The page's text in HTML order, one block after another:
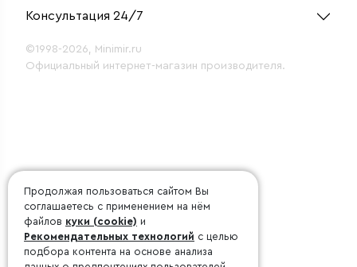
Консультация 24/7
©1998-2026, Minimir.ru
Официальный интернет-магазин производителя.
Продолжая пользоваться сайтом Вы
соглашаетесь с применением на нём
файлов куки (cookie) и
Рекомендательных технологий с целью
подбора контента на основе анализа